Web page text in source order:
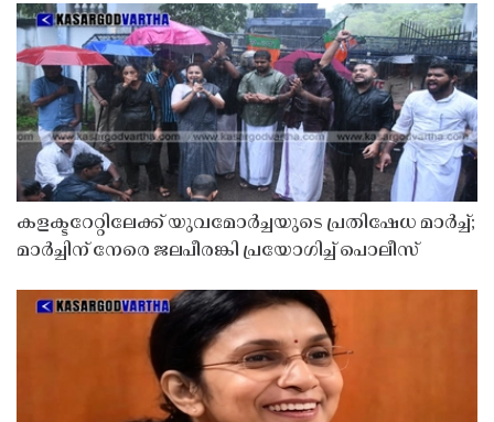
കളക്ടറേറ്റിലേക്ക് യുവമോർച്ചയുടെ പ്രതിഷേധ മാർച്ച്;
മാർച്ചിന് നേരെ ജലപീരങ്കി പ്രയോഗിച്ച് പൊലീസ്